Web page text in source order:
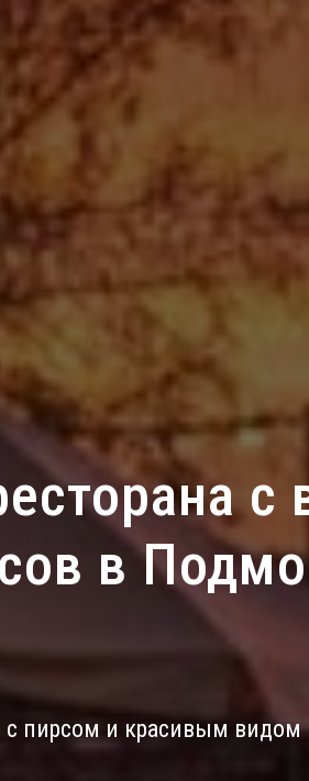
с
в
с пирсом и красивым